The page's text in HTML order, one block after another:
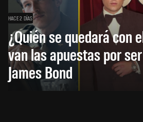
HACE 2 DÍAS
¿Quién se quedará con
van las apuestas por
James Bond